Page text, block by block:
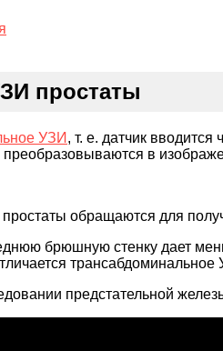
простаты
УЗИ , т. е. датчик
преобразовываются в
обращаются для
брюшную стенку дает
предстательной